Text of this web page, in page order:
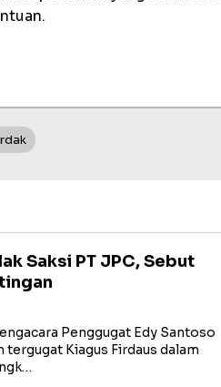
Saksi PT JPC, Sebut
Penggugat Edy Santoso
tergugat Kiagus Firdaus dalam